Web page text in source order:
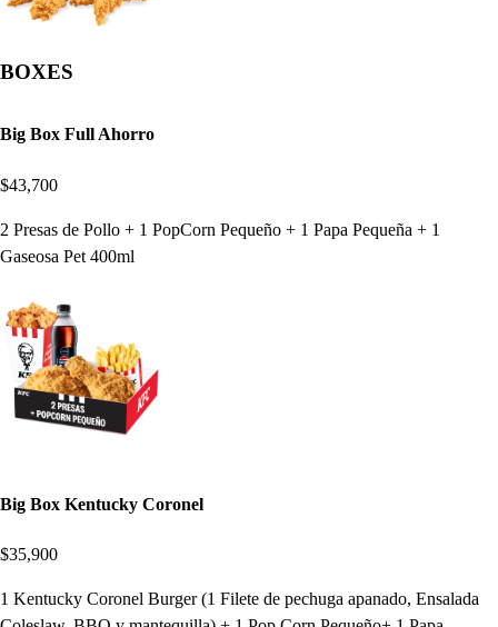
BOXES
Big Box Full Ahorro
$43,700
2 Presas de Pollo + 1 PopCorn Pequeño + 1 Papa Pequeña + 1
Gaseosa Pet 400ml
Big Box Kentucky Coronel
$35,900
1 Kentucky Coronel Burger (1 Filete de pechuga apanado, Ensalada